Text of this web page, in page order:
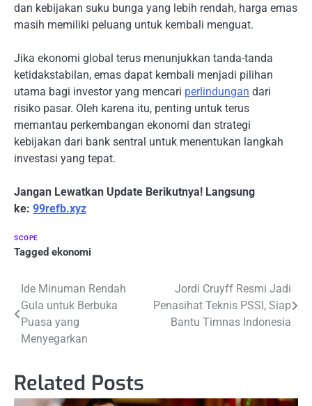
dan kebijakan suku bunga yang lebih rendah, harga emas
masih memiliki peluang untuk kembali menguat.
Jika ekonomi global terus menunjukkan tanda-tanda
ketidakstabilan, emas dapat kembali menjadi pilihan
utama bagi investor yang mencari perlindungan dari
risiko pasar. Oleh karena itu, penting untuk terus
memantau perkembangan ekonomi dan strategi
kebijakan dari bank sentral untuk menentukan langkah
investasi yang tepat.
Jangan Lewatkan Update Berikutnya! Langsung
ke: 99refb.xyz
SCOPE
Tagged ekonomi
Navigasi
pos
Ide Minuman Rendah
Gula untuk Berbuka
Puasa yang
Menyegarkan
Jordi Cruyff Resmi Jadi
Penasihat Teknis PSSI, Siap
Bantu Timnas Indonesia
Related Posts